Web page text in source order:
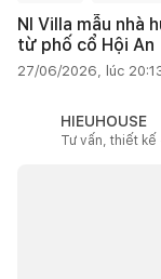
NI Villa mẫu nhà
từ phố cổ Hội An
27/06/2026, lúc
HIEUHOUSE
Tư vấn, thiết